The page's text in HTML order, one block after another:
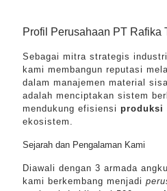
Profil Perusahaan PT Rafika
Sebagai mitra strategis
kami membangun reputasi
dalam manajemen material
adalah menciptakan sistem
mendukung efisiensi produksi
ekosistem.
Sejarah dan Pengalaman Kami
Diawali dengan 3 armada
kami berkembang menjadi